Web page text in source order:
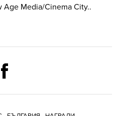
Age Media/Cinema City..